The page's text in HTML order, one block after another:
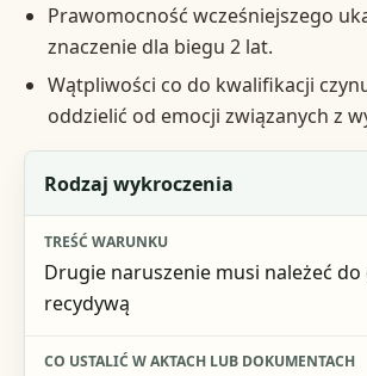
Prawomocność wcześniejszego
znaczenie dla biegu 2 lat.
Wątpliwości co do kwalifikacji
oddzielić od emocji związanych z
Warunek
Treść warunku
Co ustalić w aktach lub dokumentach
Rodzaj wykroczenia
Drugie naruszenie musi należeć
recydywą